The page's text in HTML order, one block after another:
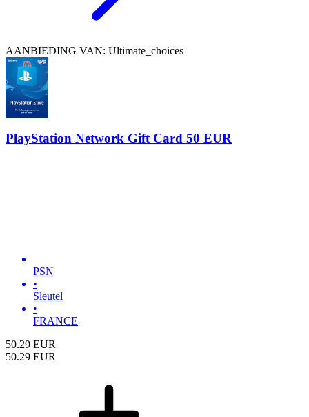
AANBIEDING VAN: Ultimate_choices
PlayStation Network Gift Card 50 EUR
PSN
•
Sleutel
•
FRANCE
50.29 EUR
50.29 EUR